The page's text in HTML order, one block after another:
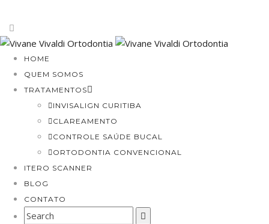
HOME
QUEM SOMOS
TRATAMENTOS
INVISALIGN CURITIBA
CLAREAMENTO
CONTROLE SAÚDE BUCAL
ORTODONTIA CONVENCIONAL
ITERO SCANNER
BLOG
CONTATO